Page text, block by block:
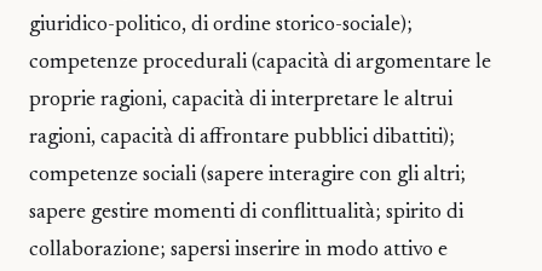
giuridico-politico, di ordine storico-sociale);
competenze procedurali (capacità di argomentare le
proprie ragioni, capacità di interpretare le altrui
ragioni, capacità di affrontare pubblici dibattiti);
competenze sociali (sapere interagire con gli altri;
sapere gestire momenti di conflittualità; spirito di
collaborazione; sapersi inserire in modo attivo e